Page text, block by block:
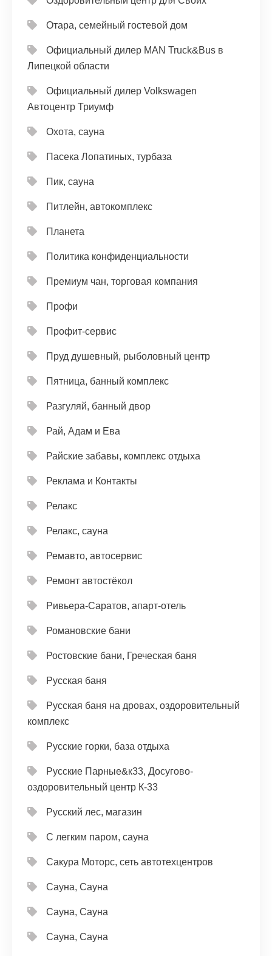
Отара, семейный гостевой дом
Официальный дилер MAN Truck&Bus в
Липецкой области
Официальный дилер Volkswagen
Автоцентр Триумф
Охота, сауна
Пасека Лопатиных, турбаза
Пик, сауна
Питлейн, автокомплекс
Планета
Политика конфиденциальности
Премиум чан, торговая компания
Профи
Профит-сервис
Пруд душевный, рыболовный центр
Пятница, банный комплекс
Разгуляй, банный двор
Рай, Адам и Ева
Райские забавы, комплекс отдыха
Реклама и Контакты
Релакс
Релакс, сауна
Ремавто, автосервис
Ремонт автостёкол
Ривьера-Саратов, апарт-отель
Романовские бани
Ростовские бани, Греческая баня
Русская баня
Русская баня на дровах, оздоровительный
комплекс
Русские горки, база отдыха
Русские Парные&к33, Досугово-
оздоровительный центр К-33
Русский лес, магазин
С легким паром, сауна
Сакура Моторс, сеть автотехцентров
Сауна, Сауна
Сауна, Сауна
Сауна, Сауна